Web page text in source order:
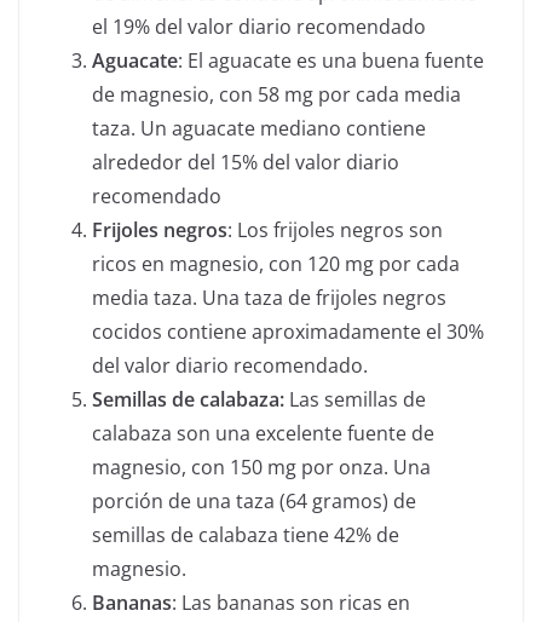
el 19% del valor diario recomendado
Aguacate: El aguacate es una buena fuente
de magnesio, con 58 mg por cada media
taza. Un aguacate mediano contiene
alrededor del 15% del valor diario
recomendado
Frijoles negros: Los frijoles negros son
ricos en magnesio, con 120 mg por cada
media taza. Una taza de frijoles negros
cocidos contiene aproximadamente el 30%
del valor diario recomendado.
Semillas de calabaza: Las semillas de
calabaza son una excelente fuente de
magnesio, con 150 mg por onza. Una
porción de una taza (64 gramos) de
semillas de calabaza tiene 42% de
magnesio.
Bananas: Las bananas son ricas en